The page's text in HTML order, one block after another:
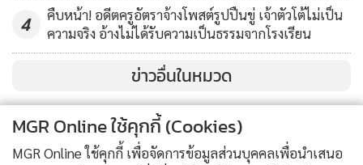
4
คืบหน้า! อดีตครูอัตราจ้างโพสต์รูปปืนขู่ เจ้าตัวโต้ไม่เป็น
ความจริง อ้างไม่ได้รับความเป็นธรรมจากโรงเรียน
ข่าวอื่นในหมวด
MGR Online ใช้คุกกี้ (Cookies)
MGR Online ใช้คุกกี้ เพื่อจัดการข้อมูลส่วนบุคคลเพื่อนำเสนอ